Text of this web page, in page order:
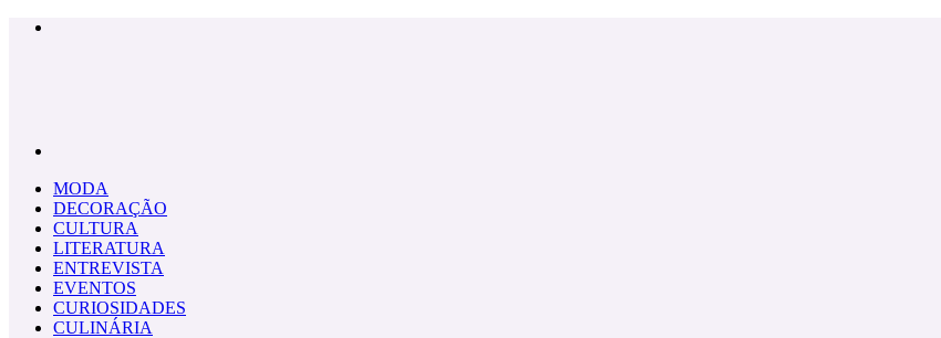
MODA
DECORAÇÃO
CULTURA
LITERATURA
ENTREVISTA
EVENTOS
CURIOSIDADES
CULINÁRIA